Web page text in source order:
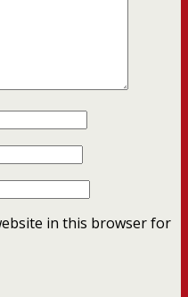
in this browser for